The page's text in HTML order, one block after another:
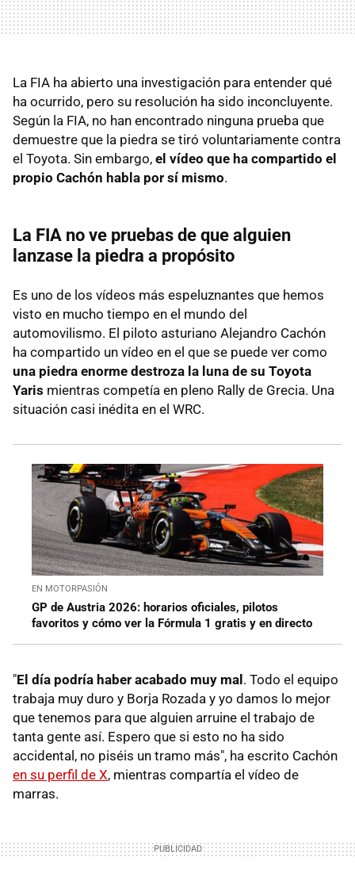
La FIA ha abierto una investigación para entender qué
ha ocurrido, pero su resolución ha sido inconcluyente.
Según la FIA, no han encontrado ninguna prueba que
demuestre que la piedra se tiró voluntariamente contra
el Toyota. Sin embargo, el vídeo que ha compartido el
propio Cachón habla por sí mismo.
La FIA no ve pruebas de que alguien
lanzase la piedra a propósito
Es uno de los vídeos más espeluznantes que hemos
visto en mucho tiempo en el mundo del
automovilismo. El piloto asturiano Alejandro Cachón
ha compartido un vídeo en el que se puede ver como
una piedra enorme destroza la luna de su Toyota
Yaris mientras competía en pleno Rally de Grecia. Una
situación casi inédita en el WRC.
EN MOTORPASIÓN
GP de Austria 2026: horarios oficiales, pilotos
favoritos y cómo ver la Fórmula 1 gratis y en directo
"El día podría haber acabado muy mal . Todo el equipo
trabaja muy duro y Borja Rozada y yo damos lo mejor
que tenemos para que alguien arruine el trabajo de
tanta gente así. Espero que si esto no ha sido
accidental, no piséis un tramo más", ha escrito Cachón
en su perfil de X, mientras compartía el vídeo de
marras.